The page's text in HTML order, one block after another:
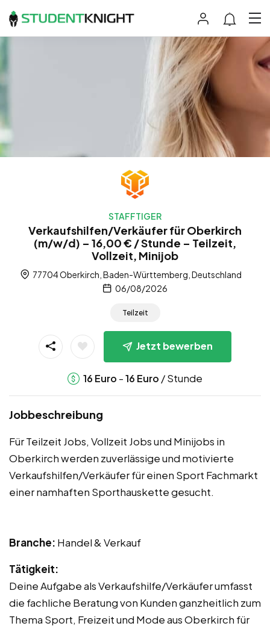
STAFFTIGER
Verkaufshilfen/Verkäufer für Oberkirch
(m/w/d) – 16,00 € / Stunde – Teilzeit,
Vollzeit, Minijob
77704 Oberkirch, Baden-Württemberg, Deutschland
06/08/2026
Teilzeit
Jetzt bewerben
16 Euro -16 Euro / Stunde
Jobbeschreibung
Für Teilzeit Jobs, Vollzeit Jobs und Minijobs in
Oberkirch werden zuverlässige und motivierte
Verkaufshilfen/Verkäufer für einen Sport Fachmarkt
einer namhaften Sporthauskette gesucht.
Branche: Handel & Verkauf
Tätigkeit:
Deine Aufgabe als Verkaufshilfe/Verkäufer umfasst
die fachliche Beratung von Kunden ganzheitlich zum
Thema Sport, Freizeit und Mode aus Oberkirch für